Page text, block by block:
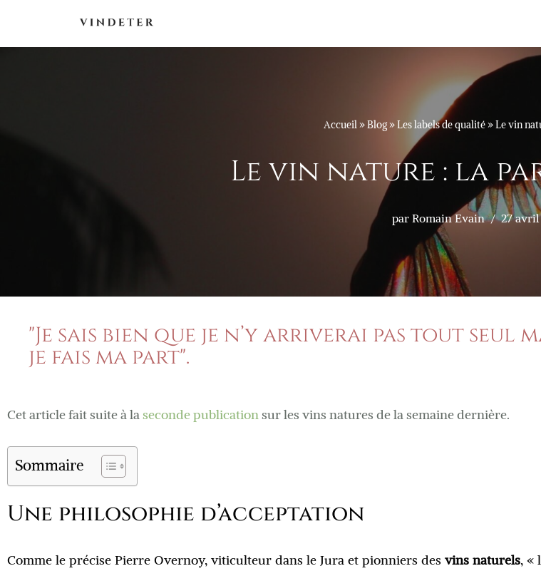
Accueil»Blog»Les labels de qualité»Le vin
Le vin nature : la
par Romain Evain 27 avril
"Je sais bien que je n’y arriverai pas tout seul
je fais ma part".
Cet article fait suite à laseconde publicationsur les vins natures de la semaine dernière.
Sommaire
Une philosophie d’acceptation
Comme le précise Pierre Overnoy, viticulteur dans le Jura et pionniers des vins naturels, «